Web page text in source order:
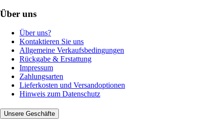
Über uns
Über uns?
Kontaktieren Sie uns
Allgemeine Verkaufsbedingungen
Rückgabe & Erstattung
Impressum
Zahlungsarten
Lieferkosten und Versandoptionen
Hinweis zum Datenschutz
Unsere Geschäfte